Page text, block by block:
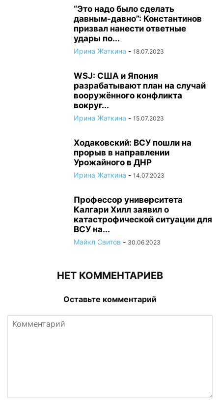
“Это надо было сделать
давным-давно”: Константинов
призвал нанести ответные
удары по...
Ирина Жаткина - 18.07.2023
WSJ: США и Япония
разрабатывают план на случай
вооружённого конфликта
вокруг...
Ирина Жаткина - 15.07.2023
Ходаковский: ВСУ пошли на
прорыв в направлении
Урожайного в ДНР
Ирина Жаткина - 14.07.2023
Профессор университета
Калгари Хилл заявил о
катастрофической ситуации для
ВСУ на...
Майкл Свитов - 30.06.2023
НЕТ КОММЕНТАРИЕВ
Оставьте комментарий